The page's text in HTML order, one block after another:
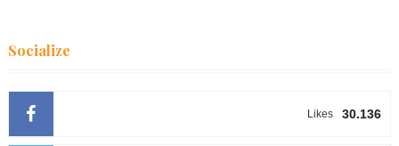
Socialize
30.136
Likes